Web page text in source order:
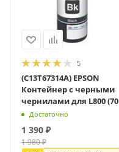
5
(C13T67314A) EPSON
Контейнер с черными
чернилами для L800 (70
мл)Достаточно
1 390 ₽
1 980₽